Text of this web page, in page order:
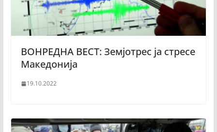
ВОНРЕДНА ВЕСТ: Земјотрес ја стресе
Македонија
19.10.2022